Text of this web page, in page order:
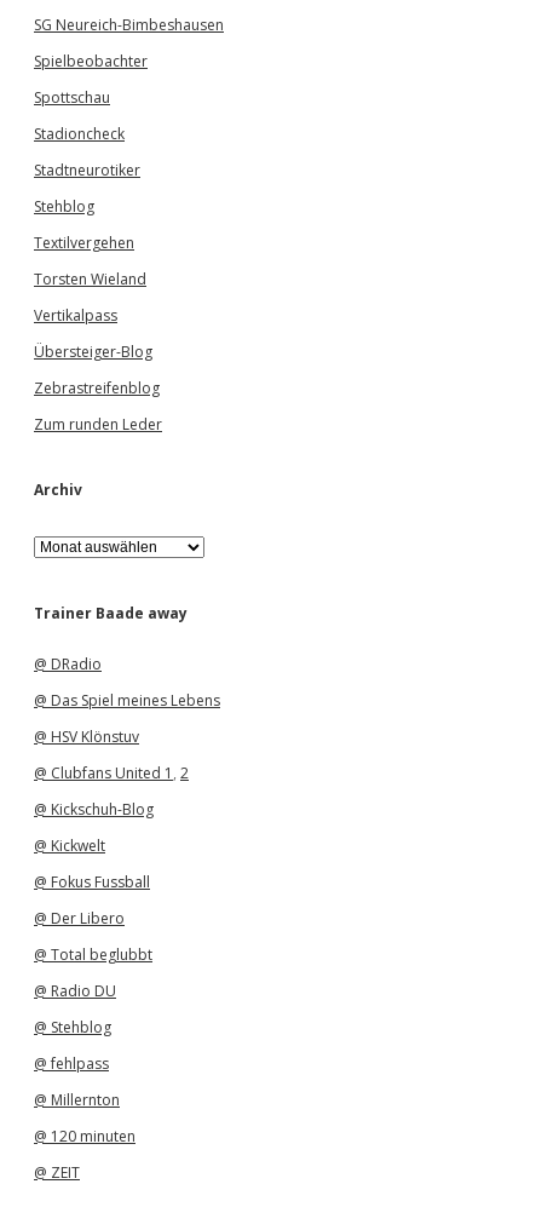
SG Neureich-Bimbeshausen
Spielbeobachter
Spottschau
Stadioncheck
Stadtneurotiker
Stehblog
Textilvergehen
Torsten Wieland
Vertikalpass
Übersteiger-Blog
Zebrastreifenblog
Zum runden Leder
Archiv
A
r
h
Trainer Baade away
@ DRadio
@ Das Spiel meines Lebens
@ HSV Klönstuv
@ Clubfans United 1 , 2
@ Kickschuh-Blog
@ Kickwelt
@ Fokus Fussball
@ Der Libero
@ Total beglubbt
@ Radio DU
@ Stehblog
@ fehlpass
@ Millernton
@ 120 minuten
@ ZEIT